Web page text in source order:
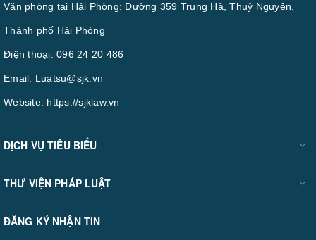
Văn phòng tại Hải Phòng: Đường 359 Trung Hà, Thuỷ Nguyên,
Thành phố Hải Phòng
Điện thoại: 096 24 20 486
Email: Luatsu@sjk.vn
Website: https://sjklaw.vn
DỊCH VỤ TIÊU BIỂU
THƯ VIỆN PHÁP LUẬT
ĐĂNG KÝ NHẬN TIN